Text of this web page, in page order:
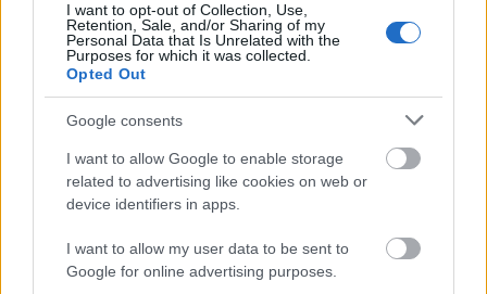
I want to opt-out of Collection, Use,
Retention, Sale, and/or Sharing of my
Personal Data that Is Unrelated with the
Purposes for which it was collected.
Opted Out
Google consents
I want to allow Google to enable storage
related to advertising like cookies on web or
device identifiers in apps.
I want to allow my user data to be sent to
Google for online advertising purposes.
Bicske vízellátása
termeléssel tehermentesíti a
villamosenergia-rendszert a STRABAG
HIRDETÉS